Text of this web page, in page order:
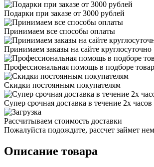
Подарки при заказе от 3000 рублей
Принимаем все способы оплаты
Принимаем заказы на сайте круглосуточно
Профессиональная помощь в подборе
Скидки постоянным покупателям
Супер срочная доставка в течение 2х часов
Рассчитываем стоимость доставки
Пожалуйста подождите, рассчет займет
Описание товара